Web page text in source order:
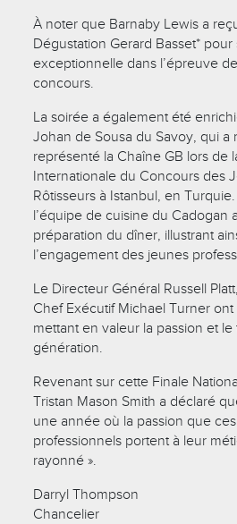
À noter que Barnaby Lewis a
Dégustation Gerard Basset*
exceptionnelle dans l’épreuve
concours.
La soirée a également été
Johan de Sousa du Savoy, qui a
représenté la Chaîne GB lors de
Internationale du Concours des
Rôtisseurs à Istanbul, en
l’équipe de cuisine du Cadogan
préparation du dîner, illustrant
l’engagement des jeunes
Le Directeur Général Russell
Chef Exécutif Michael Turner
mettant en valeur la passion et
génération.
Revenant sur cette Finale
Tristan Mason Smith a déclaré
une année où la passion que
professionnels portent à leur
rayonné ».
Darryl Thompson
Chancelier